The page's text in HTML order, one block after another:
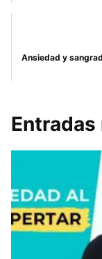
Ansiedad y